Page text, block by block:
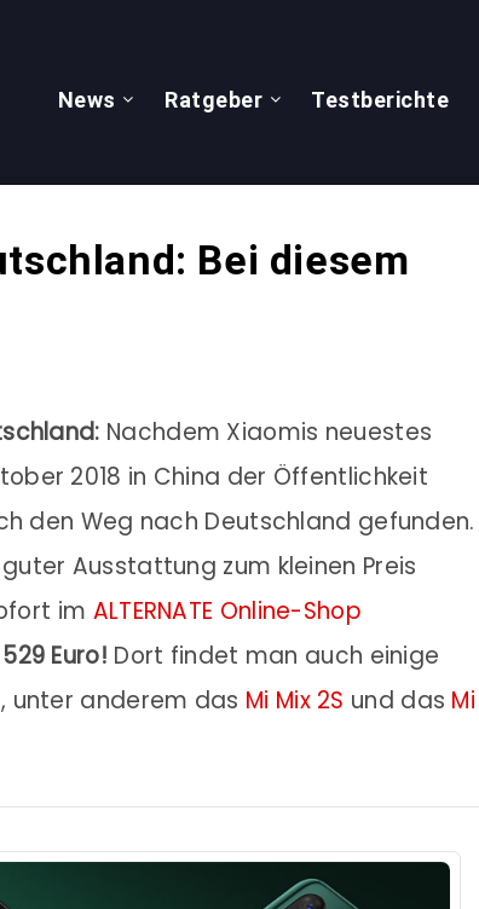
News Ratgeber Testberichte
Bei diesem
Nachdem Xiaomis neuestes
2018 in China der Öffentlichkeit
den Weg nach Deutschland gefunden.
Ausstattung zum kleinen Preis
im ALTERNATE Online-Shop
529 Euro! Dort findet man auch einige
unter anderem das Mi Mix 2S und das Mi